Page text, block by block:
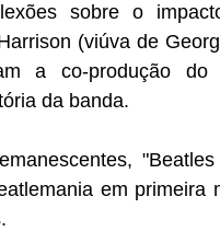
sobre o
(viúva de
a co-produção do
da banda.
em primeira